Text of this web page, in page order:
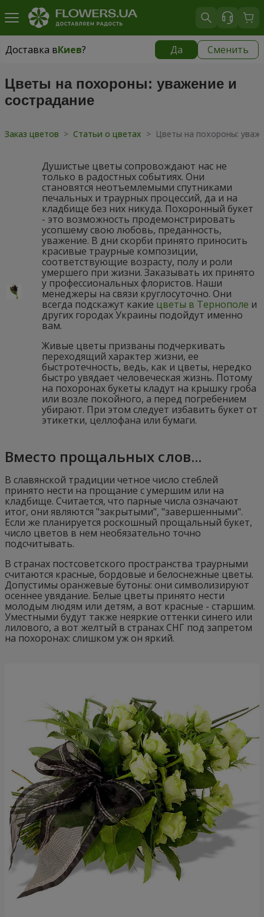
Доставка вКиев? Да Сменить
Доставка вКиев
Цветы на похороны: уважение и
сострадание
Заказ цветов > Статьи о цветах > Цветы на похороны:
Душистые цветы сопровождают нас не
только в радостных событиях. Они
становятся неотъемлемыми спутниками
печальных и траурных процессий, да и на
кладбище без них никуда. Похоронный букет
- это возможность продемонстрировать
усопшему свою любовь, преданность,
уважение. В дни скорби принято приносить
красивые траурные композиции,
соответствующие возрасту, полу и роли
умершего при жизни. Заказывать их принято
у профессиональных флористов. Наши
менеджеры на связи круглосуточно. Они
всегда подскажут какие цветы в Тернополе и
других городах Украины подойдут именно
вам.
Живые цветы призваны подчеркивать
переходящий характер жизни, ее
быстротечность, ведь, как и цветы, нередко
быстро увядает человеческая жизнь. Потому
на похоронах букеты кладут на крышку гроба
или возле покойного, а перед погребением
убирают. При этом следует избавить букет от
этикетки, целлофана или бумаги.
Вместо прощальных слов...
В славянской традиции четное число стеблей
принято нести на прощание с умершим или на
кладбище. Считается, что парные числа означают
итог, они являются "закрытыми", "завершенными".
Если же планируется роскошный прощальный букет,
число цветов в нем необязательно точно
подсчитывать.
В странах постсоветского пространства траурными
считаются красные, бордовые и белоснежные цветы.
Допустимы оранжевые бутоны: они символизируют
осеннее увядание. Белые цветы принято нести
молодым людям или детям, а вот красные - старшим.
Уместными будут также неяркие оттенки синего или
лилового, а вот желтый в странах СНГ под запретом
на похоронах: слишком уж он яркий.